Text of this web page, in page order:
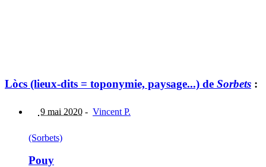
Lòcs (lieux-dits = toponymie, paysage...) de Sorbets :
9 mai 2020 - Vincent P.
(Sorbets)
Pouy